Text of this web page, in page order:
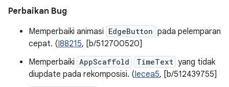
Perbaikan Bug
Memperbaiki animasi EdgeButton pada pelemparan
cepat. (I88215, [b/512700520]
Memperbaiki AppScaffold TimeText yang tidak
diupdate pada rekomposisi. (Iecea5, [b/512439755]